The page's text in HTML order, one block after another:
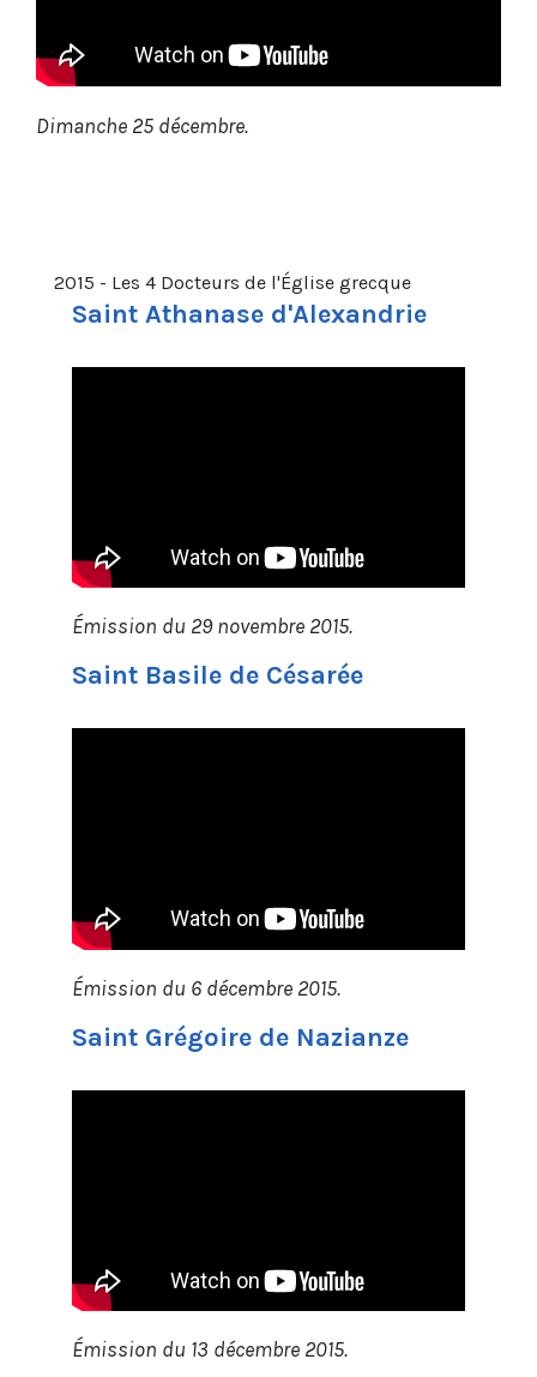
Dimanche 25 décembre.
2015 - Les 4 Docteurs de l'Église grecque
Saint Athanase d'Alexandrie
Émission du 29 novembre 2015.
Saint Basile de Césarée
Émission du 6 décembre 2015.
Saint Grégoire de Nazianze
Émission du 13 décembre 2015.